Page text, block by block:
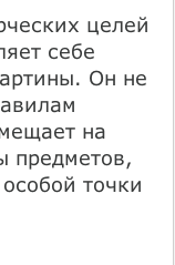
целей
себе
Он не
на
предметов,
точки